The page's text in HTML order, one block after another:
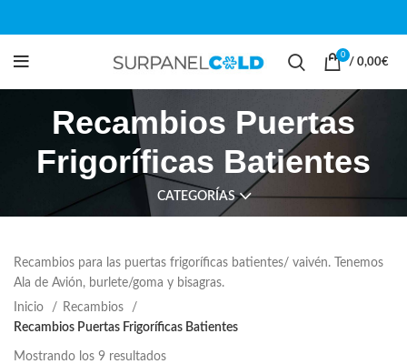
0
/ 0,00€
Recambios Puertas
Frigoríficas Batientes
CATEGORÍAS
Recambios para las puertas frigoríficas batientes/ vaivén. Tenemos
Ala de Avión, burlete/goma y bisagras.
Inicio
Recambios
Recambios Puertas Frigoríficas Batientes
Mostrando los 9 resultados